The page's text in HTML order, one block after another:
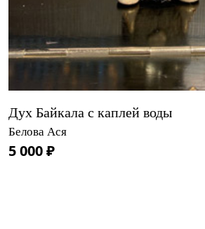
Дух Байкала с каплей воды
Белова Ася
5 000 ₽